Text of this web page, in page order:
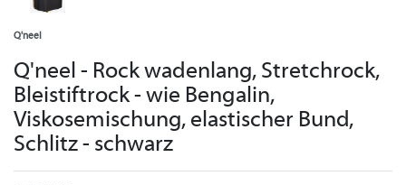
Q'neel
Q'neel - Rock wadenlang, Stretchrock,
Bleistiftrock - wie Bengalin,
Viskosemischung, elastischer Bund,
Schlitz - schwarz